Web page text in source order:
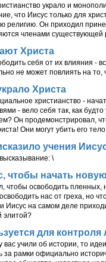
украло и
что Иисус только для
религию. Он приходил
членами существующей
Христа
себя от их влияния -
не может повлиять на то,
Христа
христианство -
- вело себя так, как
Он продемонстрировал,
Они могут убить его
учения
\
чтобы начать
чтобы освободить
нас от греха, но
Иисус на самом деле
элитой?
для
вас учили об истории, то
рамки официально